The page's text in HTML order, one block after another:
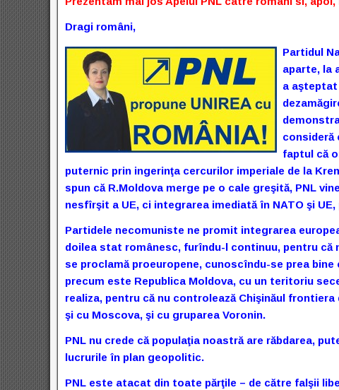
Dragi români,
Partidul
aparte, la
a aşteptat
consideră
faptul că
puternic prin ingerinţa cercurilor imperiale de la
spun că R.Moldova merge pe o cale greşită, PNL
nesfîrşit a UE, ci integrarea imediată în NATO şi
Partidele necomuniste ne promit integrarea
doilea stat românesc, furîndu-l continuu, pentru că
se proclamă proeuropene, cunoscîndu-se prea
precum este Republica Moldova, cu un teritoriu
realiza, pentru că nu controlează Chişinăul
şi cu Moscova, şi cu gruparea Voronin.
PNL nu crede că populaţia noastră are răbdarea,
lucrurile în plan geopolitic.
PNL este atacat din toate părţile – de către falşii